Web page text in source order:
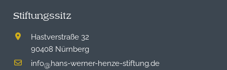
Stiftungssitz
Hastverstraße 32
90408 Nürnberg
info@hans-werner-henze-stiftung.de